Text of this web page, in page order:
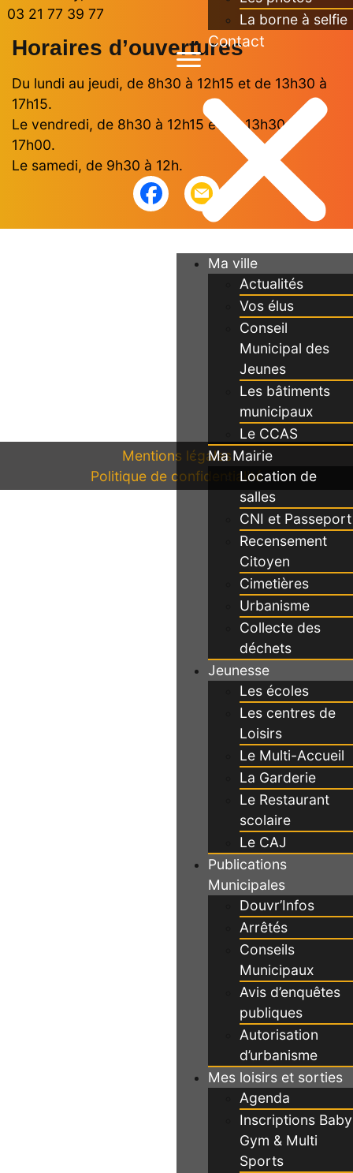
La borne à selfie
Contact
Ma ville
Actualités
Vos élus
Conseil
Municipal des
Jeunes
Les bâtiments
municipaux
Le CCAS
Ma Mairie
Location de
salles
CNI et Passeport
Recensement
Citoyen
Cimetières
Urbanisme
Collecte des
déchets
Jeunesse
Les écoles
Les centres de
Loisirs
Le Multi-Accueil
La Garderie
Le Restaurant
scolaire
Le CAJ
Publications
Municipales
Douvr’Infos
Arrêtés
Conseils
Municipaux
Avis d’enquêtes
publiques
Autorisation
d’urbanisme
Mes loisirs et sorties
Agenda
Inscriptions Baby
Gym & Multi
Sports
03 21 77 39 77
Horaires d’ouvertures
Du lundi au jeudi, de 8h30 à 12h15 et de 13h30 à
17h15.
Le vendredi, de 8h30 à 12h15 et de 13h30 à
17h00.
Le samedi, de 9h30 à 12h.
Mentions légales
Politique de confidentialité